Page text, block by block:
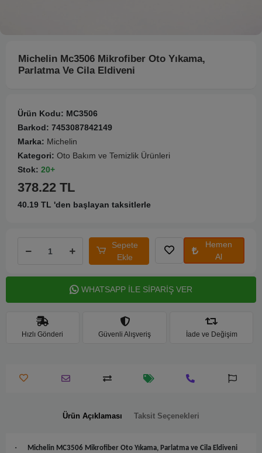
Michelin Mc3506 Mikrofiber Oto Yıkama,
Parlatma Ve Cila Eldiveni
Ürün Kodu: MC3506
Barkod: 7453087842149
Marka: Michelin
Kategori: Oto Bakım ve Temizlik Ürünleri
Stok: 20+
378.22 TL
40.19 TL 'den başlayan taksitlerle
Sepete
Ekle
Hemen
Al
WHATSAPP İLE SİPARİŞ VER
Hızlı Gönderi Güvenli Alışveriş İade ve Değişim
Ürün Açıklaması Taksit Seçenekleri
· Michelin MC3506 Mikrofiber Oto Yıkama, Parlatma ve Cila Eldiveni